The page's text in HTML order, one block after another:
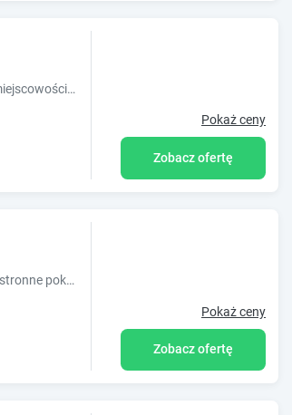
2-gwiazdkowy obiekt Restauracja Hotel Kassandra znajduje się w miejscowości Września i zapewnia ogród oraz bar. Do dyspozycji Gości przygotowano takie udogodnienia, jak restauracja, obsługa poko...
Pokaż ceny
Zobacz ofertę
Hotel Kosmowski usytuowany jest w centrum Wrześni i oferuje przestronne pokoje z bezpłatnym dostępem do internetu, telewizorem z dostępem do kanałów satelitarnych oraz lodówką. W wolnej chwili...
Pokaż ceny
Zobacz ofertę